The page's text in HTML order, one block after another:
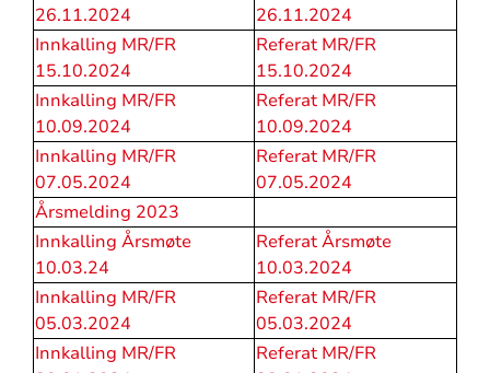
26.11.2024
26.11.2024
Innkalling MR/FR
15.10.2024
Referat MR/FR
15.10.2024
Innkalling MR/FR
10.09.2024
Referat MR/FR
10.09.2024
Innkalling MR/FR
07.05.2024
Referat MR/FR
07.05.2024
Årsmelding 2023
Innkalling Årsmøte
10.03.24
Referat Årsmøte
10.03.2024
Innkalling MR/FR
05.03.2024
Referat MR/FR
05.03.2024
Innkalling MR/FR
Referat MR/FR